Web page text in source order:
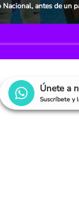
antes de un
Únete a
Suscríbete y